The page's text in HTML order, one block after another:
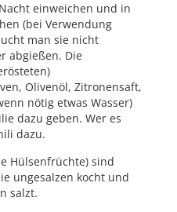
einweichen und in
(bei Verwendung
man sie nicht
abgießen. Die
Olivenöl, Zitronensaft,
nötig etwas Wasser)
dazu geben. Wer es
dazu.
Hülsenfrüchte) sind
ungesalzen kocht und
salzt.